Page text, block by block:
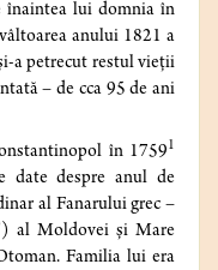
înaintea lui domnia în
anului 1821 a
a petrecut restul vieții
– de cca 95 de ani
în 17591
date despre anul de
al Fanarului grec –
al Moldovei și Mare
Familia lui era